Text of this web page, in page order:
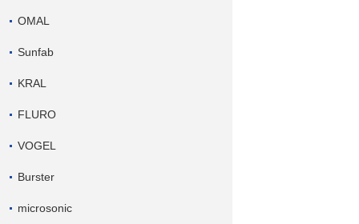
OMAL
Sunfab
KRAL
FLURO
VOGEL
Burster
microsonic